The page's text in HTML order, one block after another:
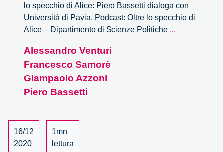
lo specchio di Alice: Piero Bassetti dialoga con
Università di Pavia. Podcast: Oltre lo specchio di
Alice – Dipartimento di Scienze Politiche ...
Alessandro Venturi
Francesco Samorè
Giampaolo Azzoni
Piero Bassetti
16/12
2020
1mn
lettura